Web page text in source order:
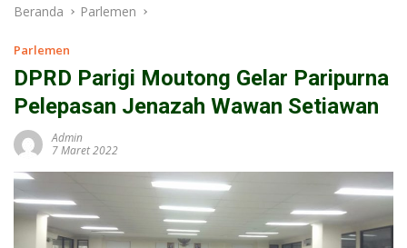
Beranda Parlemen
Parlemen
DPRD Parigi Moutong Gelar Paripurna
Pelepasan Jenazah Wawan Setiawan
Admin
7 Maret 2022